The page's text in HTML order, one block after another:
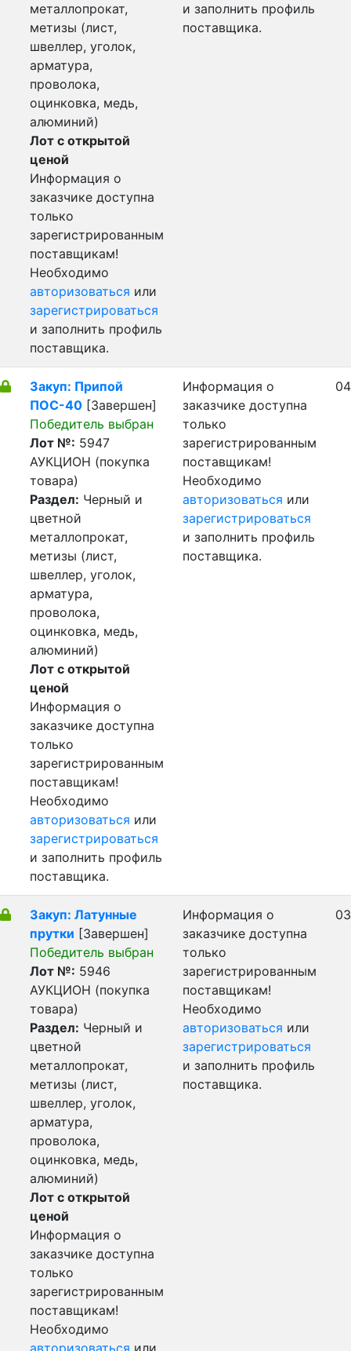
металлопрокат,
метизы (лист,
швеллер, уголок,
арматура,
проволока,
оцинковка, медь,
алюминий)
Лот с открытой
ценой
Информация о
заказчике доступна
только
зарегистрированным
поставщикам!
Необходимо
авторизоваться или
зарегистрироваться
и заполнить профиль
поставщика.
и заполнить профиль
поставщика.
Закуп: Припой
ПОС-40 [Завершен]
Победитель выбран
Лот №: 5947
АУКЦИОН (покупка
товара)
Раздел: Черный и
цветной
металлопрокат,
метизы (лист,
швеллер, уголок,
арматура,
проволока,
оцинковка, медь,
алюминий)
Лот с открытой
ценой
Информация о
заказчике доступна
только
зарегистрированным
поставщикам!
Необходимо
авторизоваться или
зарегистрироваться
и заполнить профиль
поставщика.
Информация о
заказчике доступна
только
зарегистрированным
поставщикам!
Необходимо
авторизоваться или
зарегистрироваться
и заполнить профиль
поставщика.
Закуп: Латунные
прутки [Завершен]
Победитель выбран
Лот №: 5946
АУКЦИОН (покупка
товара)
Раздел: Черный и
цветной
металлопрокат,
метизы (лист,
швеллер, уголок,
арматура,
проволока,
оцинковка, медь,
алюминий)
Лот с открытой
ценой
Информация о
заказчике доступна
только
зарегистрированным
поставщикам!
Необходимо
авторизоваться или
Информация о
заказчике доступна
только
зарегистрированным
поставщикам!
Необходимо
авторизоваться или
зарегистрироваться
и заполнить профиль
поставщика.